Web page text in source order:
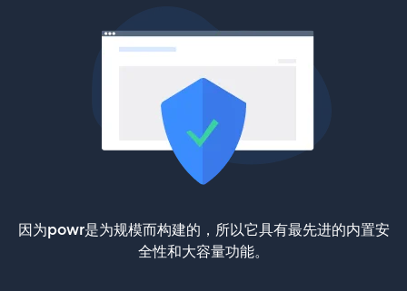
因为powr是为规模而构建的，所以它具有最先进的内置安
全性和大容量功能。